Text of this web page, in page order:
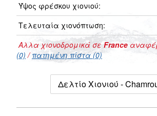
Ύψος φρέσκου χιονιού:
Τελευταία χιονόπτωση:
Αλλα χιονοδρομικά σεFrance
(0) /πατημένη πίστα (0)
Δελτίο Χιονιού -